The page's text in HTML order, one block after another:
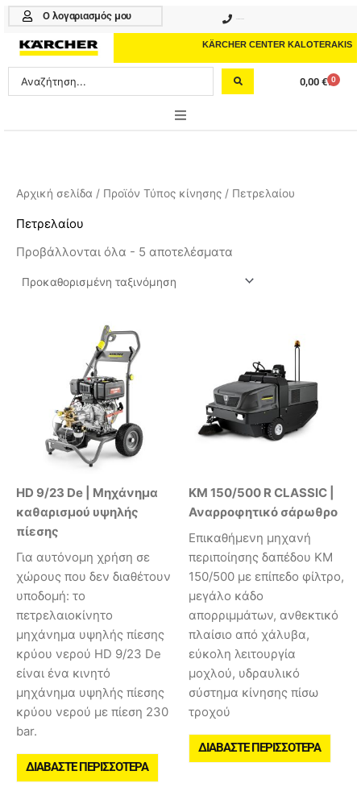
Μετάβαση
περιεχόμενο
Ο λογαριασμός μου
KÄRCHER CENTER KALOTERAKIS
Search
...
0,00 € 0
Cart
PROFESSIONAL
ΑΞΕΣΟΥΑΡ
ΚΑΘΑΡΙΣΤΙΚΑ
Αρχική σελίδα / Προϊόν Τύπος κίνησης / Πετρελαίου
Πετρελαίου
Προβάλλονται όλα - 5 αποτελέσματα
HD 9/23 De | Μηχάνημα
καθαρισμού υψηλής
πίεσης
Για αυτόνομη χρήση σε
χώρους που δεν διαθέτουν
υποδομή: το
πετρελαιοκίνητο
μηχάνημα υψηλής πίεσης
κρύου νερού HD 9/23 De
είναι ένα κινητό
μηχάνημα υψηλής πίεσης
κρύου νερού με πίεση 230
bar.
ΔΙΑΒΆΣΤΕ ΠΕΡΙΣΣΌΤΕΡΑ
KM 150/500 R CLASSIC |
Αναρροφητικό σάρωθρο
Επικαθήμενη μηχανή
περιποίησης δαπέδου KM
150/500 με επίπεδο φίλτρο,
μεγάλο κάδο
απορριμμάτων, ανθεκτικό
πλαίσιο από χάλυβα,
εύκολη λειτουργία
μοχλού, υδραυλικό
σύστημα κίνησης πίσω
τροχού
ΔΙΑΒΆΣΤΕ ΠΕΡΙΣΣΌΤΕΡΑ